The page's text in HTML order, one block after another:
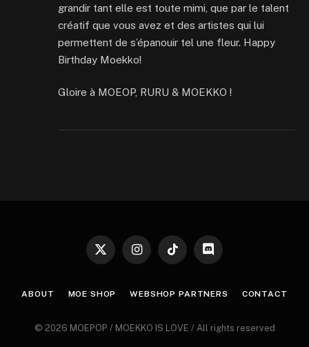
grandir tant elle est toute mimi, que par le talent
créatif que vous avez et des artistes qui lui
permettent de s’épanouir tel une fleur. Happy
Birthday Moekko!
Gloire à MOEOP, RURU & MOEKKO !
X
InstagramTikTok Discord
ABOUT MOE SHOP WEBSHOP PARTNERS CONTACT
© 2026 MOEPOP / MOEKKO IS LOVE / All rights reserved